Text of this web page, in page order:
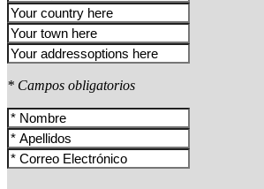
* Campos obligatorios